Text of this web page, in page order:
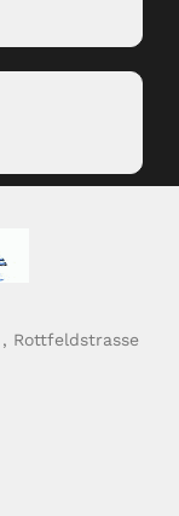
Rottfeldstrasse